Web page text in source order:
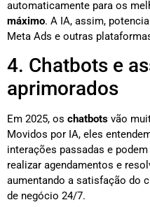
automaticamente para os
máximo. A IA, assim,
Meta Ads e outras
4. Chatbots e
aprimorados
Em 2025, os chatbots vão
Movidos por IA, eles
interações passadas e
realizar agendamentos e
aumentando a satisfação do
de negócio 24/7.